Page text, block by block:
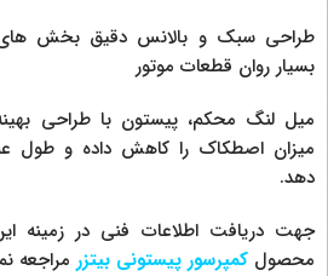
طراحی سبک و بالانس دقیق بخش
بسیار روان قطعات موتور
میل لنگ محکم، پیستون با طراحی
میزان اصطکاک را کاهش داده و طول
دهد.
جهت دریافت اطلاعات فنی در زمینه
محصول کمپرسور پیستونی بیتزر مراجعه